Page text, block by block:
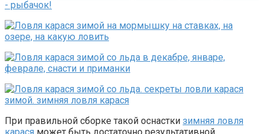
При правильной сборке такой оснастки зимняя ловля